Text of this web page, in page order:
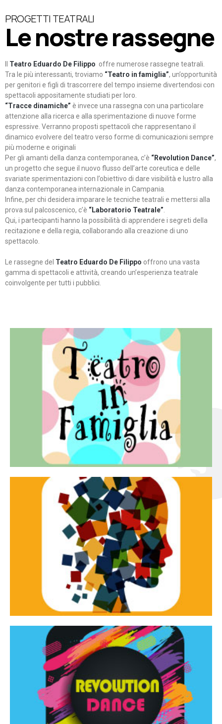
PROGETTI TEATRALI
Le nostre rassegne
Teatro Eduardo De Filippo offre numerose rassegne teatrali.
Tra le più interessanti, troviamo “Teatro in famiglia”, un’opportunità
per genitori e figli di trascorrere del tempo insieme divertendosi con
spettacoli appositamente studiati per loro.
“Tracce dinamiche” è invece una rassegna con una particolare
attenzione alla ricerca e alla sperimentazione di nuove forme
espressive. Verranno proposti spettacoli che rappresentano il
dinamico evolvere del teatro verso forme di comunicazioni sempre
più moderne e originali
Per gli amanti della danza contemporanea, c’è “Revolution Dance”,
un progetto che segue il nuovo flusso dell’arte coreutica e delle
svariate sperimentazioni con l’obiettivo di dare visibilità e lustro alla
danza contemporanea internazionale in Campania.
Infine, per chi desidera imparare le tecniche teatrali e mettersi alla
prova sul palcoscenico, c’è “Laboratorio Teatrale”
Qui, i partecipanti hanno la possibilità di apprendere i segreti della
recitazione e della regia, collaborando alla creazione di uno
spettacolo.
Le rassegne del Teatro Eduardo De Filippo offrono una vasta
gamma di spettacoli e attività, creando un’esperienza teatrale
coinvolgente per tutti i pubblici.
Teatro in famiglia
Teatro In Famiglia è una rassegna di teatro concepita
per far condividere e godere del teatro all’intera
famiglia.
Continua
Tracce dinamiche
Tracce Dinamiche è una rassegna di teatro
d’innovazione e sperimentale.
Continua
Revolution Dance
Rassegna di danza contemporanea – I Edizione